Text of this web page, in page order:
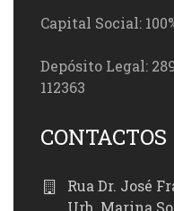
Capital Social:
Depósito Legal:
112363
CONTACTOS
Rua Dr. José
Urb. Marina